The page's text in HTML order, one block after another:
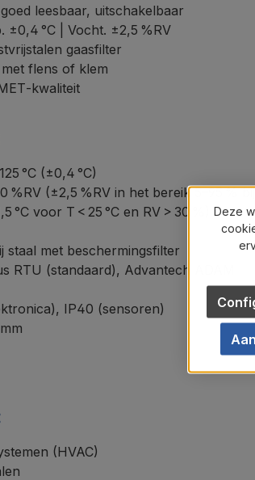
leesbaar, uitschakelbaar
±0,4 °C | Vocht. ±2,5 %RV
gaasfilter
flens of klem
°C (±0,4 °C)
%RV (±2,5 %RV in het bereik 5–95 % bij
voor T < 25 °C en RV > 30 %)
staal met beschermingsfilter
RTU (standaard), Advantech ADAM
IP40 (sensoren)
(HVAC)
Deze